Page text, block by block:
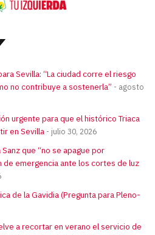
Sevilla: “La ciudad corre el riesgo
no contribuye a sostenerla”
agosto
urgente para que el histórico Triaca
en Sevilla
julio 30, 2026
que “no se apague por
de emergencia ante los cortes de luz
de la Gavidia (Pregunta para Pleno-
a recortar en verano el servicio de